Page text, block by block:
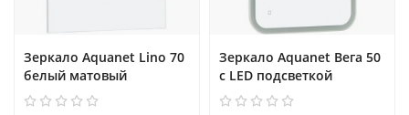
Зеркало Aquanet Lino 70
белый матовый
Зеркало Aquanet Вега 50
с LED подсветкой